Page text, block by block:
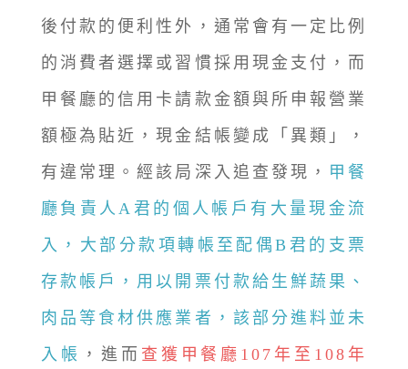
後付款的便利性外，通常會有一定比例
的消費者選擇或習慣採用現金支付，而
甲餐廳的信用卡請款金額與所申報營業
額極為貼近，現金結帳變成「異類」，
有違常理。經該局深入追查發現， 甲餐
廳負責人A君的個人帳戶有大量現金流
入，大部分款項轉帳至配偶B君的支票
存款帳戶，用以開票付款給生鮮蔬果、
肉品等食材供應業者，該部分進料並未
入帳 ，進而 查獲甲餐廳107年至108年